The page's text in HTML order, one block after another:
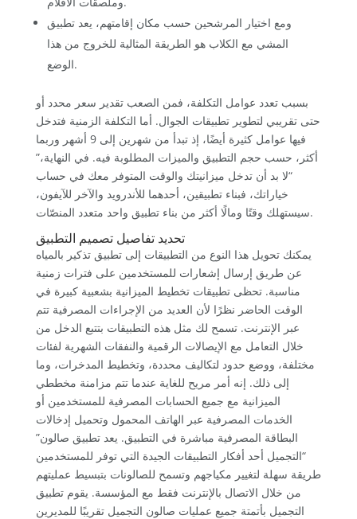
ومع اختيار المرشحين حسب مكان إقامتهم، يعد تطبيق
المشي مع الكلاب هو الطريقة المثالية للخروج من هذا
الوضع.
بسبب تعدد عوامل التكلفة، فمن الصعب تقدير سعر محدد أو
حتى تقريبي لتطوير تطبيقات الجوال. أما التكلفة الزمنية فتدخل
فيها عوامل كثيرة أيضًا، إذ تبدأ من شهرين إلى 9 أشهر وربما
أكثر، حسب حجم التطبيق والميزات المطلوبة فيه. في النهاية،”
“لا بد أن تدخل ميزانيتك والوقت المتوفر معك في حساب
خياراتك، فبناء تطبيقين، أحدهما للأندرويد والآخر للآيفون،
سيستهلك وقتًا ومالًا أكثر من بناء تطبيق واحد متعدد المنصّات.
تحديد تفاصيل تصميم التطبيق
يمكنك تحويل هذا النوع من التطبيقات إلى تطبيق تذكير بالمياه
عن طريق إرسال إشعارات للمستخدمين على فترات زمنية
مناسبة. تحظى تطبيقات تخطيط الميزانية بشعبية كبيرة في
الوقت الحاضر نظرًا لأن العديد من الإجراءات المصرفية تتم
عبر الإنترنت. تسمح لك مثل هذه التطبيقات بتتبع الدخل من
خلال التعامل مع الإيصالات الرقمية والنفقات الشهرية لفئات
مختلفة، ووضع حدود لتكاليف محددة، وتخطيط المدخرات، وما
إلى ذلك. إنه أمر مريح للغاية عندما تتم مزامنة مخططي
الميزانية مع جميع الحسابات المصرفية للمستخدمين أو
الخدمات المصرفية عبر الهاتف المحمول وتحميل إدخالات
البطاقة المصرفية مباشرة في التطبيق. يعد تطبيق صالون”
“التجميل أحد أفكار التطبيقات الجيدة التي توفر للمستخدمين
طريقة سهلة لتغيير مكياجهم وتسمح للصالونات بتبسيط عمليتهم
من خلال الاتصال بالإنترنت فقط مع المؤسسة. يقوم تطبيق
التجميل بأتمتة جميع عمليات صالون التجميل تقريبًا للمديرين